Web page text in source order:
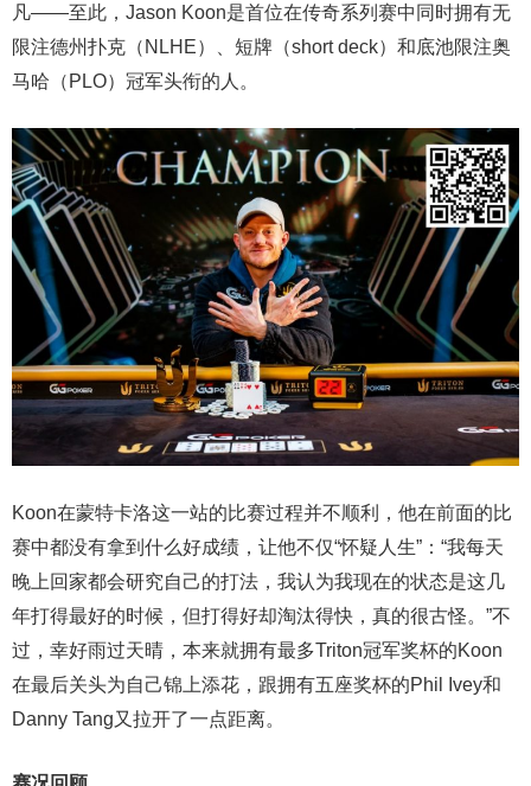
凡——至此，Jason Koon是首位在传奇系列赛中同时拥有无
限注德州扑克（NLHE）、短牌（short deck）和底池限注奥
马哈（PLO）冠军头衔的人。
Koon在蒙特卡洛这一站的比赛过程并不顺利，他在前面的比
赛中都没有拿到什么好成绩，让他不仅“怀疑人生”：“我每天
晚上回家都会研究自己的打法，我认为我现在的状态是这几
年打得最好的时候，但打得好却淘汰得快，真的很古怪。”不
过，幸好雨过天晴，本来就拥有最多Triton冠军奖杯的Koon
在最后关头为自己锦上添花，跟拥有五座奖杯的Phil Ivey和
Danny Tang又拉开了一点距离。